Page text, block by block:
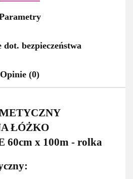
bezpieczeństwa
Opinie (0)
ŁÓŻKO
60cm x 100m - rolka